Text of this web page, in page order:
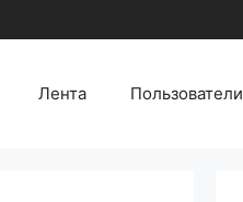
Лента Пользователи